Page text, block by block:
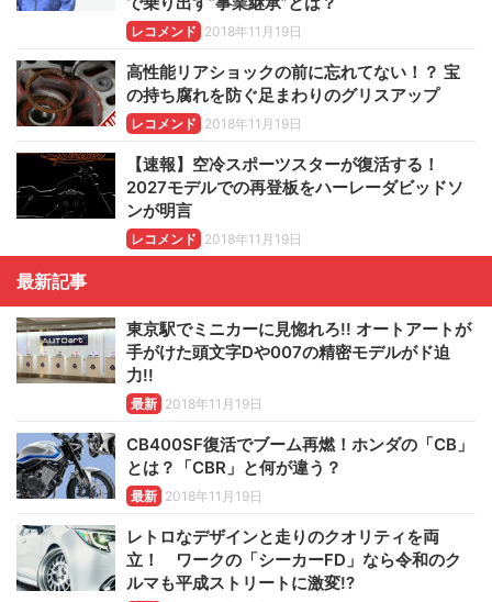
レコメンド 2018年11月19日
高性能リアショックの前に忘れてない！？ 宝
の持ち腐れを防ぐ足まわりのグリスアップ
レコメンド 2018年11月19日
【速報】空冷スポーツスターが復活する！
2027モデルでの再登板をハーレーダビッドソ
ンが明言
レコメンド 2018年11月19日
最新記事
東京駅でミニカーに見惚れろ!! オートアートが
手がけた頭文字Dや007の精密モデルがド迫
力!!
最新 2018年11月19日
CB400SF復活でブーム再燃！ホンダの「CB」
とは？「CBR」と何が違う？
最新 2018年11月19日
レトロなデザインと走りのクオリティを両
立！ ワークの「シーカーFD」なら令和のク
ルマも平成ストリートに激変!?